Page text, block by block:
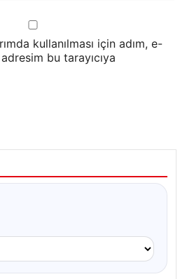
kullanılması için adım, e-
bu tarayıcıya